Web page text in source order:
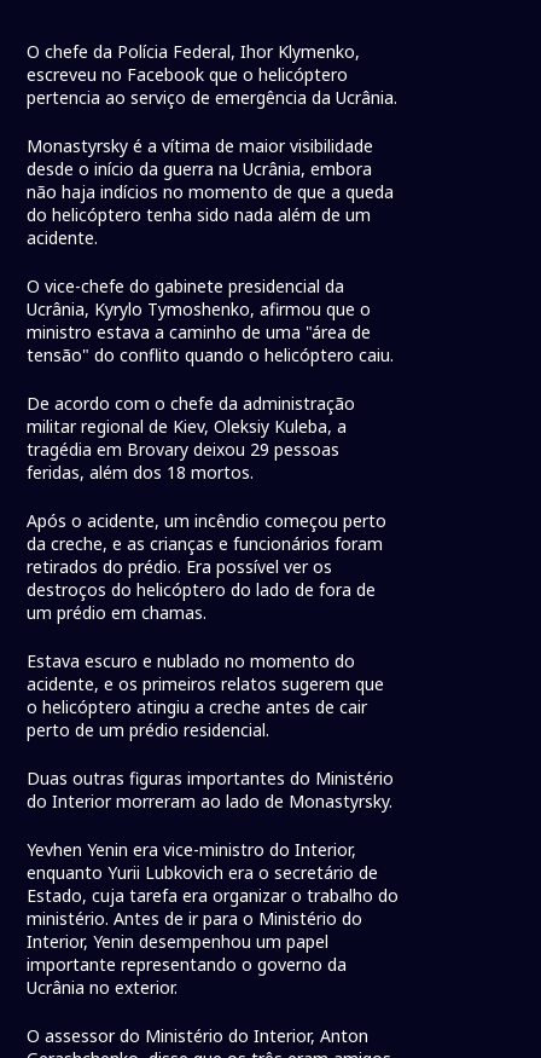
O chefe da Polícia Federal, Ihor Klymenko,
escreveu no Facebook que o helicóptero
pertencia ao serviço de emergência da Ucrânia.
Monastyrsky é a vítima de maior visibilidade
desde o início da guerra na Ucrânia, embora
não haja indícios no momento de que a queda
do helicóptero tenha sido nada além de um
acidente.
O vice-chefe do gabinete presidencial da
Ucrânia, Kyrylo Tymoshenko, afirmou que o
ministro estava a caminho de uma "área de
tensão" do conflito quando o helicóptero caiu.
De acordo com o chefe da administração
militar regional de Kiev, Oleksiy Kuleba, a
tragédia em Brovary deixou 29 pessoas
feridas, além dos 18 mortos.
Após o acidente, um incêndio começou perto
da creche, e as crianças e funcionários foram
retirados do prédio. Era possível ver os
destroços do helicóptero do lado de fora de
um prédio em chamas.
Estava escuro e nublado no momento do
acidente, e os primeiros relatos sugerem que
o helicóptero atingiu a creche antes de cair
perto de um prédio residencial.
Duas outras figuras importantes do Ministério
do Interior morreram ao lado de Monastyrsky.
Yevhen Yenin era vice-ministro do Interior,
enquanto Yurii Lubkovich era o secretário de
Estado, cuja tarefa era organizar o trabalho do
ministério. Antes de ir para o Ministério do
Interior, Yenin desempenhou um papel
importante representando o governo da
Ucrânia no exterior.
O assessor do Ministério do Interior, Anton